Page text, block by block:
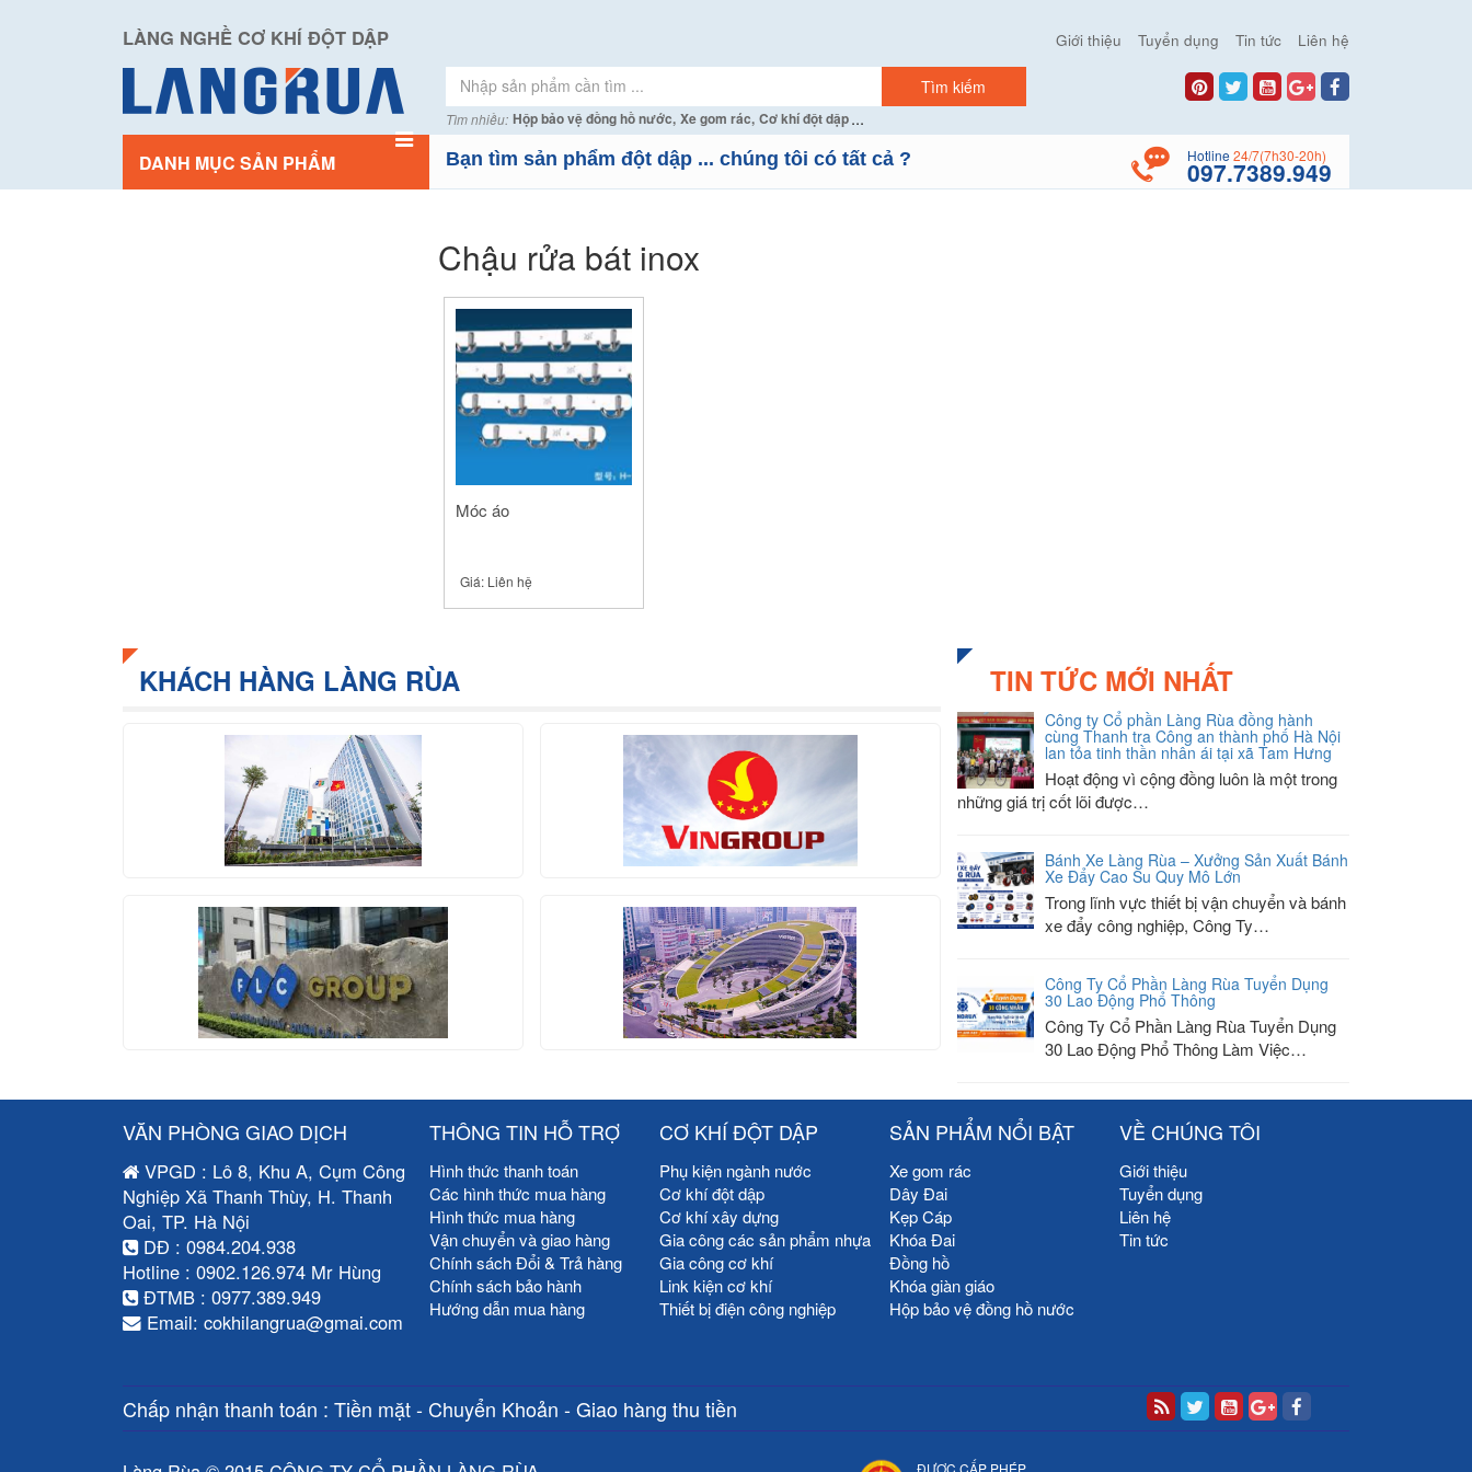
LÀNG NGHỀ CƠ KHÍ ĐỘT DẬP Giới thiệu Tuyển dụng Tin tức Liên hệ
Tìm nhiều: Hộp bảo vệ đồng hồ nước, Xe gom rác, Cơ khí đột dập...
DANH MỤC SẢN PHẨM Bạn tìm sản phẩm đột dập ... chúng tôi có tất cả ? Hotline 24/7(7h30-20h)
097.7389.949
Chậu rửa bát inox
Móc áo
Giá: Liên hệ
KHÁCH HÀNG LÀNG RÙA TIN TỨC MỚI NHẤT
Công ty Cổ phần Làng Rùa đồng hành
cùng Thanh tra Công an thành phố Hà Nội
lan tỏa tinh thần nhân ái tại xã Tam Hưng
Hoạt động vì cộng đồng luôn là một trong
những giá trị cốt lõi được…
Bánh Xe Làng Rùa – Xưởng Sản Xuất Bánh
Xe Đẩy Cao Su Quy Mô Lớn
Trong lĩnh vực thiết bị vận chuyển và bánh
xe đẩy công nghiệp, Công Ty…
Công Ty Cổ Phần Làng Rùa Tuyển Dụng
30 Lao Động Phổ Thông
Công Ty Cổ Phần Làng Rùa Tuyển Dụng
30 Lao Động Phổ Thông Làm Việc…
VĂN PHÒNG GIAO DỊCH
VPGD : Lô 8, Khu A, Cụm Công
Nghiệp Xã Thanh Thùy, H. Thanh
Oai, TP. Hà Nội
DĐ : 0984.204.938
Hotline : 0902.126.974 Mr Hùng
ĐTMB : 0977.389.949
Email: cokhilangrua@gmai.com
THÔNG TIN HỖ TRỢ
Hình thức thanh toán
Các hình thức mua hàng
Hình thức mua hàng
Vận chuyển và giao hàng
Chính sách Đổi & Trả hàng
Chính sách bảo hành
Hướng dẫn mua hàng
CƠ KHÍ ĐỘT DẬP
Phụ kiện ngành nước
Cơ khí đột dập
Cơ khí xây dựng
Gia công các sản phẩm nhựa
Gia công cơ khí
Link kiện cơ khí
Thiết bị điện công nghiệp
SẢN PHẨM NỔI BẬT
Xe gom rác
Dây Đai
Kẹp Cáp
Khóa Đai
Đồng hồ
Khóa giàn giáo
Hộp bảo vệ đồng hồ nước
VỀ CHÚNG TÔI
Giới thiệu
Tuyển dụng
Liên hệ
Tin tức
Chấp nhận thanh toán : Tiền mặt - Chuyển Khoản - Giao hàng thu tiền